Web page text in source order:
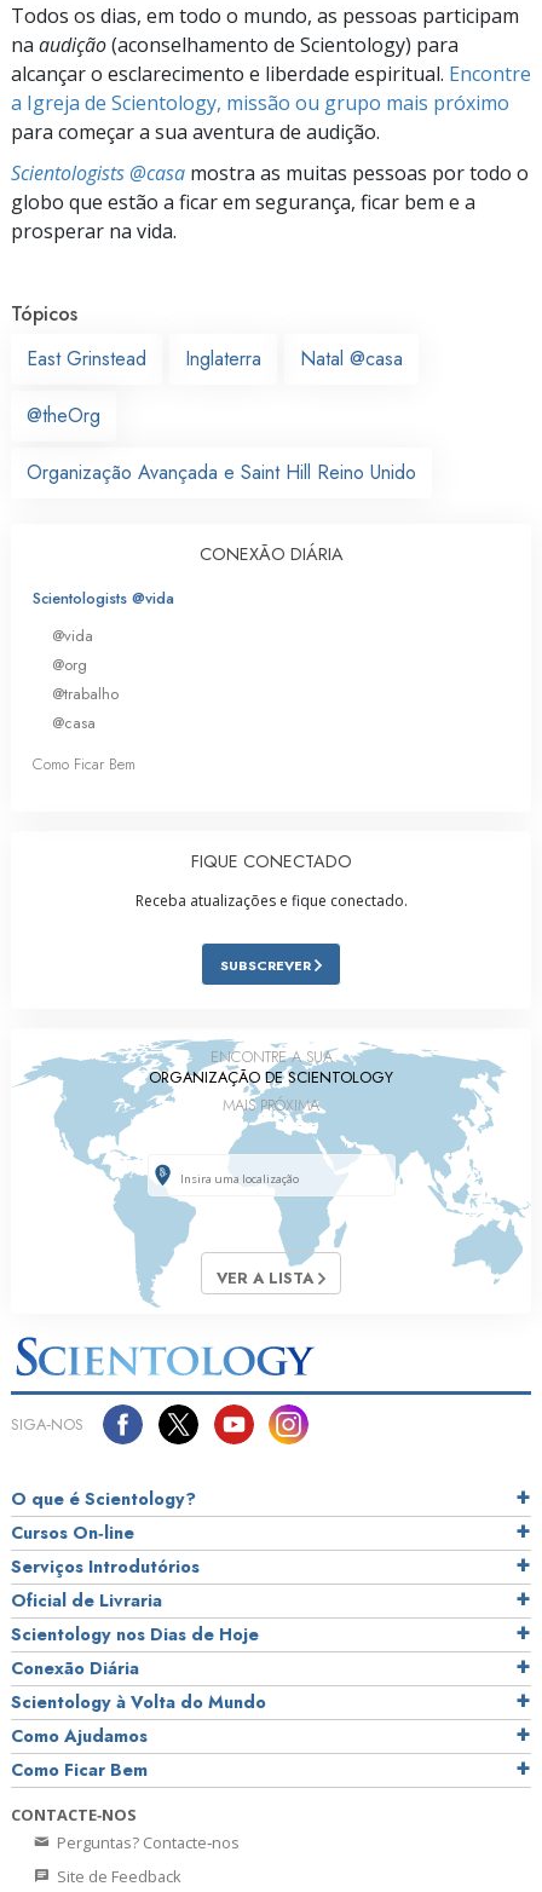
Todos os dias, em todo o mundo, as pessoas participam
na audição(aconselhamento de Scientology) para
alcançar o esclarecimento e liberdade espiritual. Encontre
a Igreja de Scientology, missão ou grupo mais próximo
para começar a sua aventura de audição.
Scientologists @casa mostra as muitas pessoas por todo o
globo que estão a ficar em segurança, ficar bem e a
prosperar na vida.
Tópicos
East Grinstead
Inglaterra Natal @casa
@theOrg
Organização Avançada e Saint Hill Reino Unido
CONEXÃO DIÁRIA
Scientologists @vida
@vida
@org
@trabalho
@casa
Como Ficar Bem
FIQUE CONECTADO
Receba atualizações e fique conectado.
SUBSCREVER
ENCONTRE A SUA
ORGANIZAÇÃO DE SCIENTOLOGY
MAIS PRÓXIMA
VER A LISTA
SIGA‑NOS
O que é Scientology?
Cursos On‑line
Serviços Introdutórios
Oficial de Livraria
Scientology nos Dias de Hoje
Conexão Diária
Scientology à Volta do Mundo
Como Ajudamos
Como Ficar Bem
CONTACTE‑NOS
Perguntas? Contacte‑nos
Site de Feedback